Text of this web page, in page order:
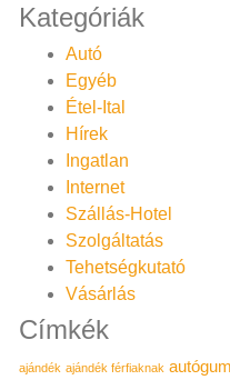
Kategóriák
Autó
Egyéb
Étel-Ital
Hírek
Ingatlan
Internet
Szállás-Hotel
Szolgáltatás
Tehetségkutató
Vásárlás
Címkék
ajándék ajándék férfiaknak